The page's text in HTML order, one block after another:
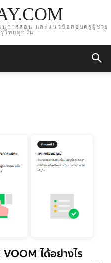
การสอน และแนวข้อสอบครูผู้ช่วย
ไทยทุกวัน
ได้อย่างไร